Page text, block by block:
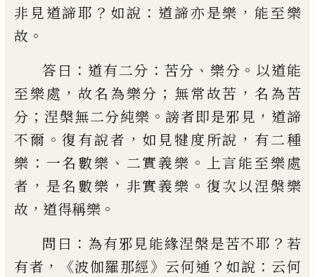
非見道諦耶 ？ 如說 ： 道諦亦是樂 ， 能至樂
故 。
答曰 ： 道有二分 ： 苦分 、 樂分 。 以道能
至樂處 ，故名為樂分 ； 無常故苦 ， 名為苦
分 ； 涅槃無二分純樂 。謗者即是邪見 ， 道諦
不爾 。復有說者 ， 如見犍度所說 ， 有二種
樂 ： 一名數樂 、 二實義樂 。
上言能至樂處
者 ， 是名數樂 ， 非實義樂 。 復次以涅槃樂
故 ， 道得稱樂 。
問曰 ： 為有邪見能緣涅槃是苦不耶 ？ 若
有者 ，《波伽羅那經》 云何通 ？ 如說 ： 云何